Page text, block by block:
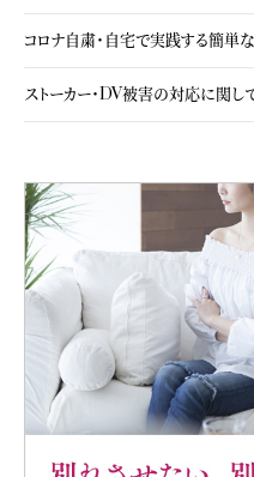
コロナ自粛・自宅で実践する簡単
ストーカー・DV被害の対応に関し